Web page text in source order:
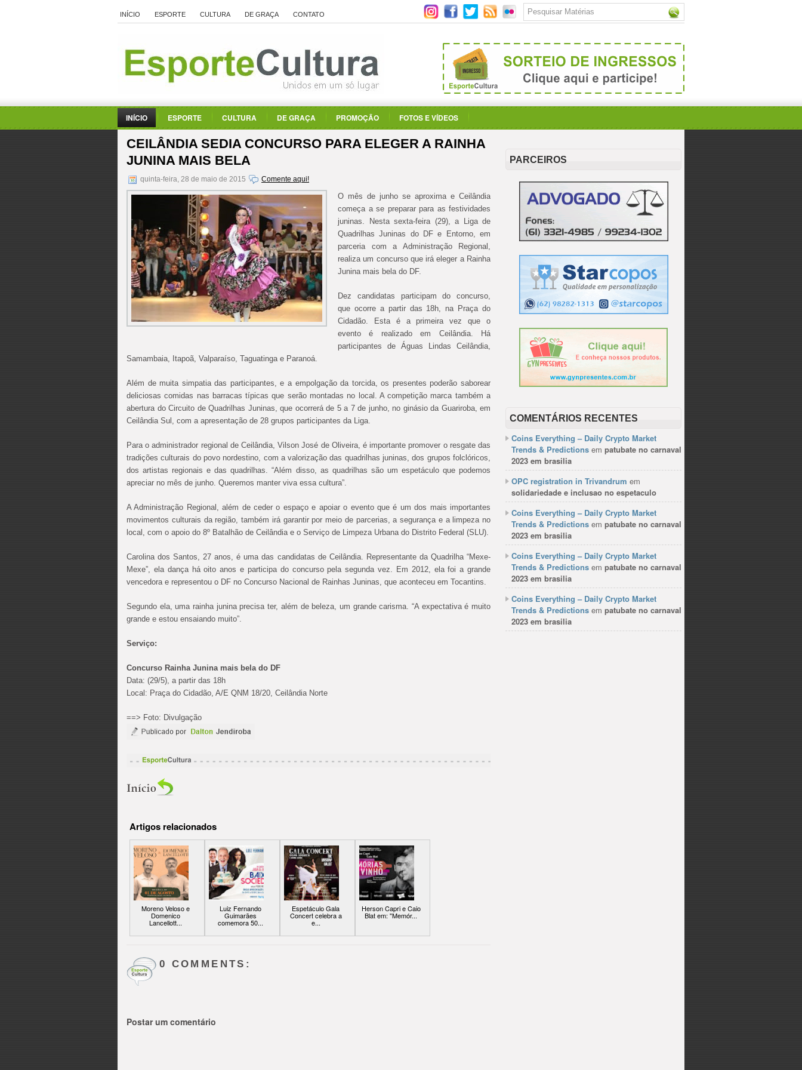
INÍCIO ESPORTE CULTURA DE GRAÇA CONTATO
INÍCIO ESPORTE CULTURA DE GRAÇA PROMOÇÃO FOTOS E VÍDEOS
CEILÂNDIA SEDIA CONCURSO PARA ELEGER A RAINHA
JUNINA MAIS BELA
quinta-feira, 28 de maio de 2015 Comente aqui!
O mês de junho se aproxima e Ceilândia
começa a se preparar para as festividades
juninas. Nesta sexta-feira (29), a Liga de
Quadrilhas Juninas do DF e Entorno, em
parceria com a Administração Regional,
realiza um concurso que irá eleger a Rainha
Junina mais bela do DF.
Dez candidatas participam do concurso,
que ocorre a partir das 18h, na Praça do
Cidadão. Esta é a primeira vez que o
evento é realizado em Ceilândia. Há
participantes de Águas Lindas Ceilândia,
Samambaia, Itapoã, Valparaíso, Taguatinga e Paranoá.
Além de muita simpatia das participantes, e a empolgação da torcida, os presentes poderão saborear
deliciosas comidas nas barracas típicas que serão montadas no local. A competição marca também a
abertura do Circuito de Quadrilhas Juninas, que ocorrerá de 5 a 7 de junho, no ginásio da Guariroba, em
Ceilândia Sul, com a apresentação de 28 grupos participantes da Liga.
Para o administrador regional de Ceilândia, Vilson José de Oliveira, é importante promover o resgate das
tradições culturais do povo nordestino, com a valorização das quadrilhas juninas, dos grupos folclóricos,
dos artistas regionais e das quadrilhas. “Além disso, as quadrilhas são um espetáculo que podemos
apreciar no mês de junho. Queremos manter viva essa cultura”.
A Administração Regional, além de ceder o espaço e apoiar o evento que é um dos mais importantes
movimentos culturais da região, também irá garantir por meio de parcerias, a segurança e a limpeza no
local, com o apoio do 8º Batalhão de Ceilândia e o Serviço de Limpeza Urbana do Distrito Federal (SLU).
Carolina dos Santos, 27 anos, é uma das candidatas de Ceilândia. Representante da Quadrilha “Mexe-
Mexe”, ela dança há oito anos e participa do concurso pela segunda vez. Em 2012, ela foi a grande
vencedora e representou o DF no Concurso Nacional de Rainhas Juninas, que aconteceu em Tocantins.
Segundo ela, uma rainha junina precisa ter, além de beleza, um grande carisma. “A expectativa é muito
grande e estou ensaiando muito”.
Serviço:
Concurso Rainha Junina mais bela do DF
Data: (29/5), a partir das 18h
Local: Praça do Cidadão, A/E QNM 18/20, Ceilândia Norte
==> Foto: Divulgação
Artigos relacionados
Moreno Veloso e
Domenico
Lancellott...
Luiz Fernando
Guimarães
comemora 50...
Espetáculo Gala
Concert celebra a
e...
Herson Capri e Caio
Blat em: "Memór...
0 COMMENTS:
Postar um comentário
PARCEIROS
COMENTÁRIOS RECENTES
Coins Everything – Daily Crypto Market
Trends & Predictions em patubate no carnaval
2023 em brasilia
OPC registration in Trivandrum em
solidariedade e inclusao no espetaculo
Coins Everything – Daily Crypto Market
Trends & Predictions em patubate no carnaval
2023 em brasilia
Coins Everything – Daily Crypto Market
Trends & Predictions em patubate no carnaval
2023 em brasilia
Coins Everything – Daily Crypto Market
Trends & Predictions em patubate no carnaval
2023 em brasilia